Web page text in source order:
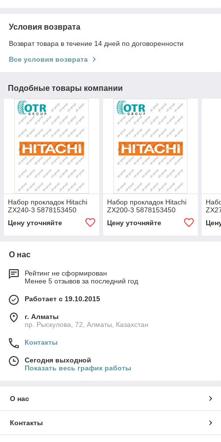
Условия возврата
Возврат товара в течение 14 дней по договоренности
Все условия возврата
Подобные товары компании
Набор прокладок Hitachi
ZX240-3 5878153450
Цену уточняйте
Набор прокладок Hitachi
ZX200-3 5878153450
Цену уточняйте
О нас
Рейтинг не сформирован
Менее 5 отзывов за последний год
Работает с 19.10.2015
г. Алматы
пр. Рыскулова, 72, Алматы, Казахстан
Контакты
Сегодня выходной
Показать весь график работы
О нас
Контакты